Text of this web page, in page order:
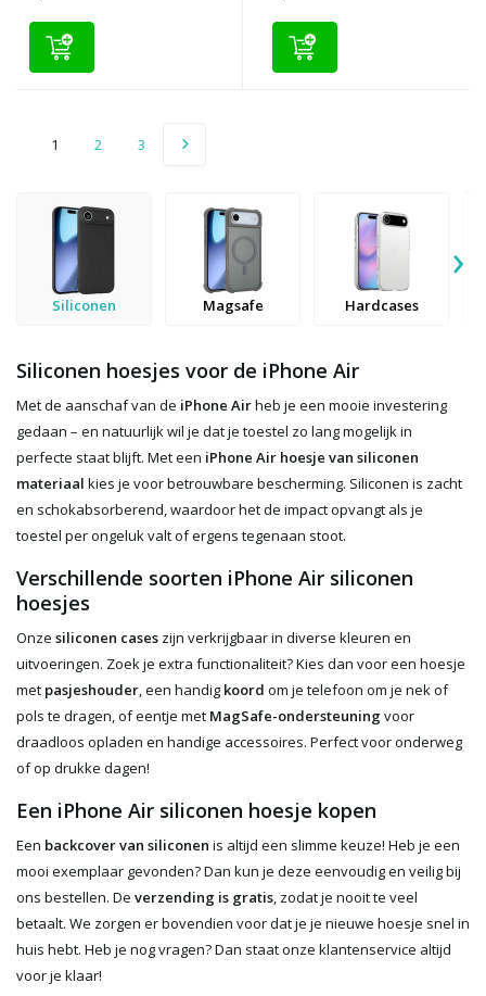
1 2 3
Siliconen Magsafe Hardcases
›
Siliconen hoesjes voor de iPhone Air
Met de aanschaf van de iPhone Airheb je een mooie investering
gedaan – en natuurlijk wil je dat je toestel zo lang mogelijk in
perfecte staat blijft. Met een iPhone Air hoesje van siliconen
materiaal kies je voor betrouwbare bescherming. Siliconen is zacht
en schokabsorberend, waardoor het de impact opvangt als je
toestel per ongeluk valt of ergens tegenaan stoot.
Verschillende soorten iPhone Air siliconen
hoesjes
Onze siliconen cases zijn verkrijgbaar in diverse kleuren en
uitvoeringen. Zoek je extra functionaliteit? Kies dan voor een hoesje
met pasjeshouder, een handig koord om je telefoon om je nek of
pols te dragen, of eentje met MagSafe-ondersteuning voor
draadloos opladen en handige accessoires. Perfect voor onderweg
of op drukke dagen!
Een iPhone Air siliconen hoesje kopen
Een backcover van siliconen is altijd een slimme keuze! Heb je een
mooi exemplaar gevonden? Dan kun je deze eenvoudig en veilig bij
ons bestellen. De verzending is gratis, zodat je nooit te veel
betaalt. We zorgen er bovendien voor dat je je nieuwe hoesje snel in
huis hebt. Heb je nog vragen? Dan staat onze klantenservice altijd
voor je klaar!